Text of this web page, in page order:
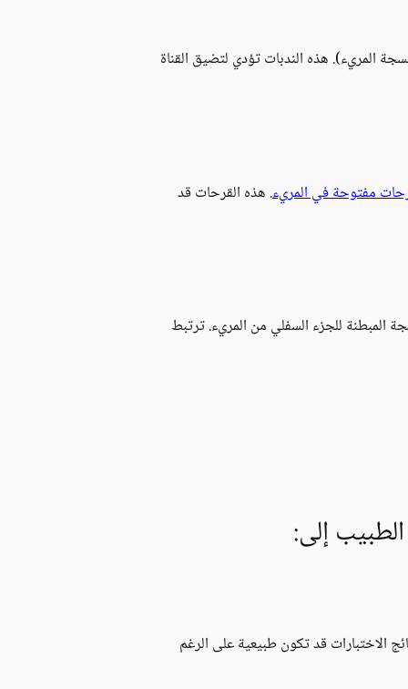
المريء). هذه الندبات تؤدي لتضيق القناة
مفتوحة في المريء. هذه القرحات قد
المبطنة للجزء السفلي من المريء. ترتبط
إلى:
الاختبارات قد تكون طبيعية على الرغم